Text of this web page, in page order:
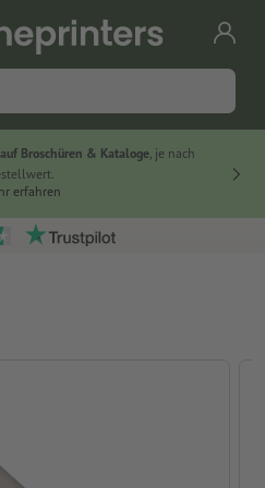
Broschüren & Kataloge, je nach
erfahren